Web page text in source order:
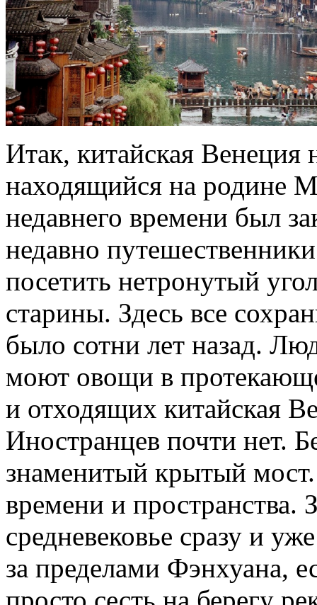
Итак, китайская
находящийся на родине
недавнего времени был
недавно
посетить нетронутый
старины. Здесь все
было сотни лет назад.
моют овощи в
и отходящих китайская
Иностранцев почти нет.
знаменитый крытый
времени и пространства.
средневековье сразу и
за пределами Фэнхуана,